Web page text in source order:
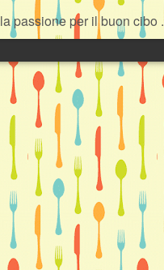
la passione per il buon cibo .